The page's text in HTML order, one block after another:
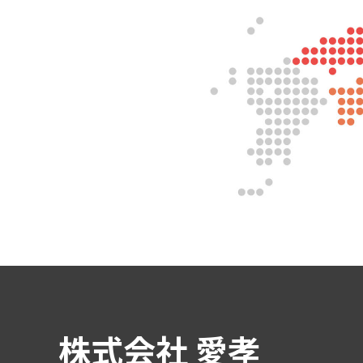
株式会社 愛孝